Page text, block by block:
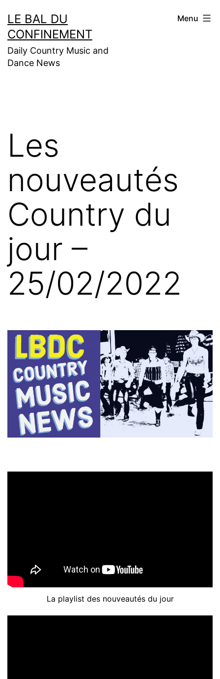
au
contenu
LE BAL DU
CONFINEMENT
Daily Country Music and
Dance News
Menu
Les
nouveautés
Country du
jour –
25/02/2022
La playlist des nouveautés du jour